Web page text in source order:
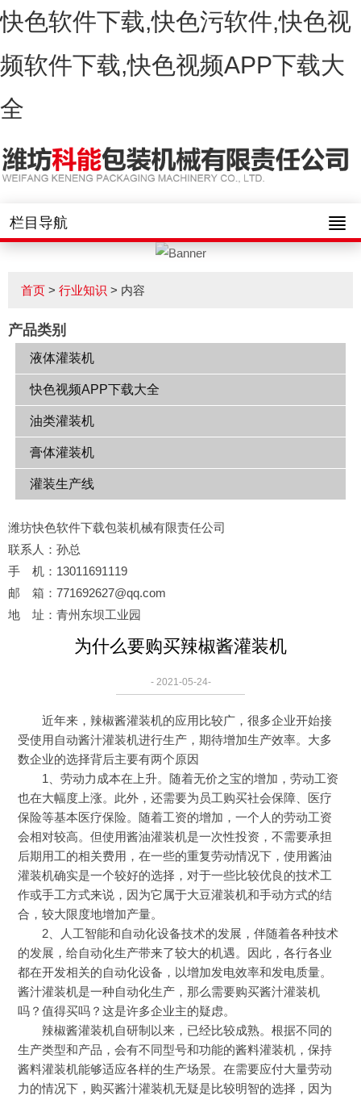
快色软件下载,快色污软件,快色视
频软件下载,快色视频APP下载大
全
栏目导航
首页 > 行业知识 > 内容
产品类别
液体灌装机
快色视频APP下载大全
油类灌装机
膏体灌装机
灌装生产线
潍坊快色软件下载包装机械有限责任公司
联系人：孙总
手 机：13011691119
邮 箱：771692627@qq.com
地 址：青州东坝工业园
为什么要购买辣椒酱灌装机
- 2021-05-24-
近年来，辣椒酱灌装机的应用比较广，很多企业开始接
受使用自动酱汁灌装机进行生产，期待增加生产效率。大多
数企业的选择背后主要有两个原因
1、劳动力成本在上升。随着无价之宝的增加，劳动工资
也在大幅度上涨。此外，还需要为员工购买社会保障、医疗
保险等基本医疗保险。随着工资的增加，一个人的劳动工资
会相对较高。但使用酱油灌装机是一次性投资，不需要承担
后期用工的相关费用，在一些的重复劳动情况下，使用酱油
灌装机确实是一个较好的选择，对于一些比较优良的技术工
作或手工方式来说，因为它属于大豆灌装机和手动方式的结
合，较大限度地增加产量。
2、人工智能和自动化设备技术的发展，伴随着各种技术
的发展，给自动化生产带来了较大的机遇。因此，各行各业
都在开发相关的自动化设备，以增加发电效率和发电质量。
酱汁灌装机是一种自动化生产，那么需要购买酱汁灌装机
吗？值得买吗？这是许多企业主的疑虑。
辣椒酱灌装机自研制以来，已经比较成熟。根据不同的
生产类型和产品，会有不同型号和功能的酱料灌装机，保持
酱料灌装机能够适应各样的生产场景。在需要应付大量劳动
力的情况下，购买酱汁灌装机无疑是比较明智的选择，因为